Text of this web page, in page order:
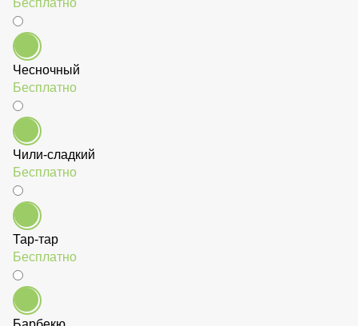
Сырный
Бесплатно
Чесночный
Бесплатно